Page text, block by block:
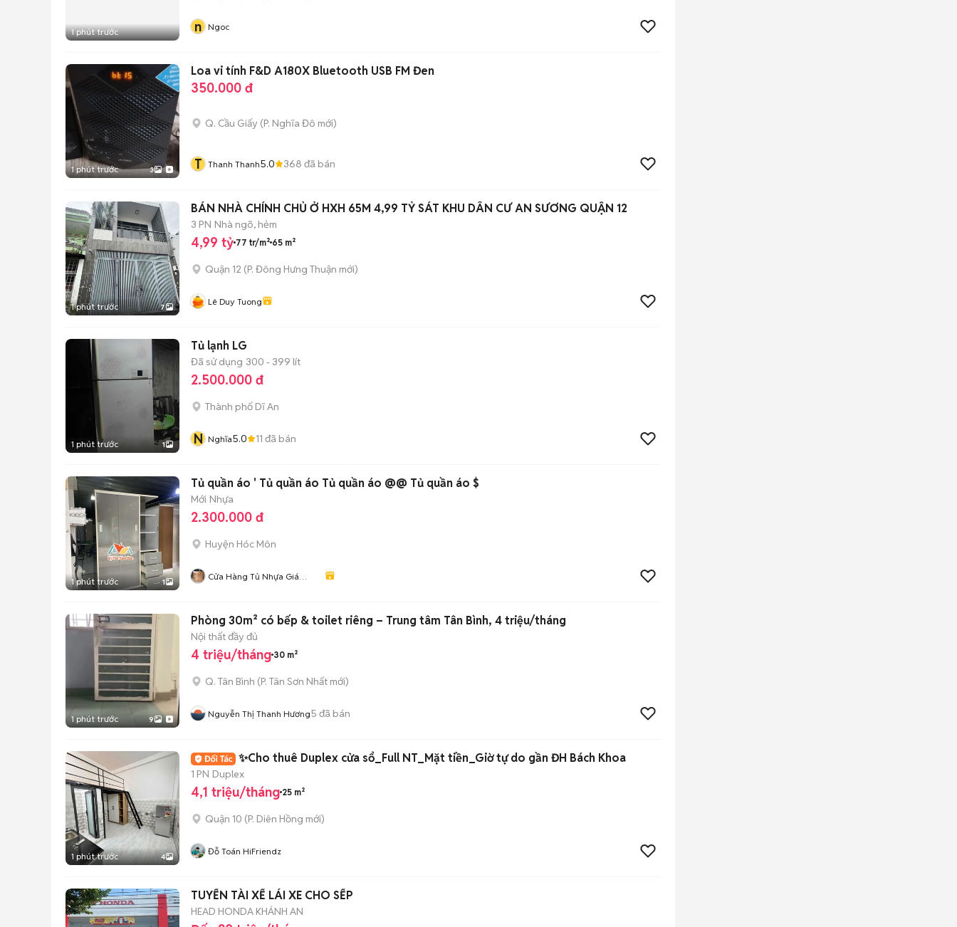
1 phút trước n Ngoc
1 phút trước 3
Loa vi tính F&D A180X Bluetooth USB FM Đen
350.000 đ
Q. Cầu Giấy (P. Nghĩa Đô mới)
T Thanh Thanh5.0 368 đã bán
1 phút trước 7
BÁN NHÀ CHÍNH CHỦ Ở HXH 65M 4,99 TỶ SÁT KHU DÂN CƯ AN SƯƠNG QUẬN 12
3 PN Nhà ngõ, hẻm
4,99 tỷ 77 tr/m² 65 m²
Quận 12 (P. Đông Hưng Thuận mới)
Lê Duy Tuong
1 phút trước 1
Tủ lạnh LG
Đã sử dụng 300 - 399 lít
2.500.000 đ
Thành phố Dĩ An
N Nghĩa5.0 11 đã bán
1 phút trước 1
Tủ quần áo ' Tủ quần áo Tủ quần áo @@ Tủ quần áo $
Mới Nhựa
2.300.000 đ
Huyện Hóc Môn
Cửa Hàng Tủ Nhựa Giá
1 phút trước 9
Phòng 30m² có bếp & toilet riêng – Trung tâm Tân Bình, 4 triệu/tháng
Nội thất đầy đủ
4 triệu/tháng 30 m²
Q. Tân Bình (P. Tân Sơn Nhất mới)
Nguyễn Thị Thanh Hương5 đã bán
1 phút trước 4
✨Cho thuê Duplex cửa sổ_Full NT_Mặt tiền_Giờ tự do gần ĐH Bách Khoa
1 PN Duplex
4,1 triệu/tháng 25 m²
Quận 10 (P. Diên Hồng mới)
Đỗ Toán HiFriendz
TUYỂN TÀI XẾ LÁI XE CHO SẾP
HEAD HONDA KHÁNH AN